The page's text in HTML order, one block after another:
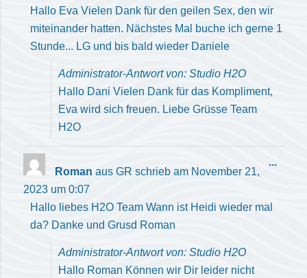
Hallo Eva Vielen Dank für den geilen Sex, den wir
miteinander hatten. Nächstes Mal buche ich gerne 1
Stunde... LG und bis bald wieder Daniele
Administrator-Antwort von: Studio H2O
Hallo Dani Vielen Dank für das Kompliment,
Eva wird sich freuen. Liebe Grüsse Team
H2O
Roman aus GR schrieb am November 21,
2023 um 0:07
Hallo liebes H2O Team Wann ist Heidi wieder mal
da? Danke und Grusd Roman
Administrator-Antwort von: Studio H2O
Hallo Roman Können wir Dir leider nicht
...